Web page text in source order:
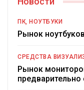
ПК, НОУТБУКИ
Рынок
СРЕДСТВА
Рынок
предварительно